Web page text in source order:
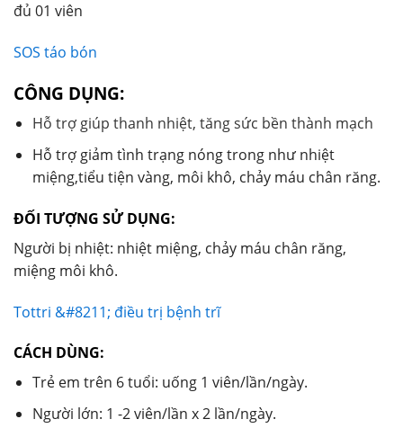
đủ 01 viên
SOS táo bón
CÔNG DỤNG:
Hỗ trợ giúp thanh nhiệt, tăng sức bền thành mạch
Hỗ trợ giảm tình trạng nóng trong như nhiệt
miệng,tiểu tiện vàng, môi khô, chảy máu chân răng.
ĐỐI TƯỢNG SỬ DỤNG:
Người bị nhiệt: nhiệt miệng, chảy máu chân răng,
miệng môi khô.
Tottri &#8211; điều trị bệnh trĩ
CÁCH DÙNG:
Trẻ em trên 6 tuổi: uống 1 viên/lần/ngày.
Người lớn: 1 -2 viên/lần x 2 lần/ngày.